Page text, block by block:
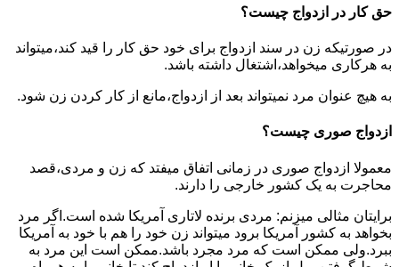
حق کار در ازدواج چیست؟
در صورتیکه زن در سند ازدواج برای خود حق کار را قید کند،میتواند
به هرکاری میخواهد،اشتغال داشته باشد.
به هیچ عنوان مرد نمیتواند بعد از ازدواج،مانع از کار کردن زن شود.
ازدواج صوری چیست؟
معمولا ازدواج صوری در زمانی اتفاق میفتد که زن و مردی،قصد
محاجرت به یک کشور خارجی را دارند.
برایتان مثالی میزنم: مردی برنده لاتاری آمریکا شده است.اگر مرد
بخواهد به کشور آمریکا برود میتواند زن خود را هم با خود به آمریکا
ببرد.ولی ممکن است که مرد مجرد باشد.ممکن است این مرد به